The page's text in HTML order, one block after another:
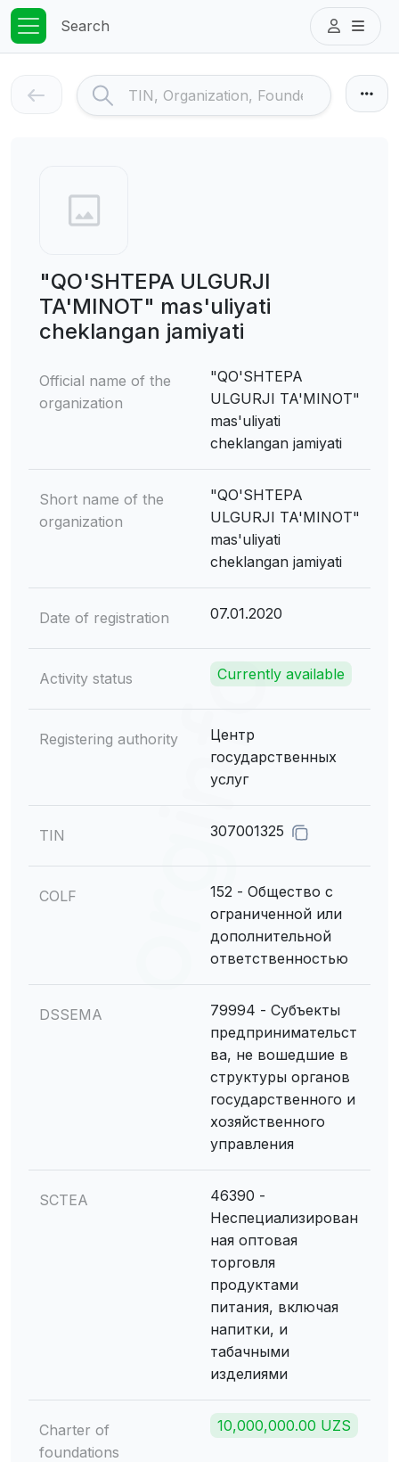
Search
"QO'SHTEPA ULGURJI
TA'MINOT" mas'uliyati
cheklangan jamiyati
Official name of the
organization
"QO'SHTEPA
ULGURJI TA'MINOT"
mas'uliyati
cheklangan jamiyati
Short name of the
organization
"QO'SHTEPA
ULGURJI TA'MINOT"
mas'uliyati
cheklangan jamiyati
Date of registration 07.01.2020
Activity status Currently available
Registering authority
Центр
государственных
услуг
TIN 307001325
COLF
152 - Общество с
ограниченной или
дополнительной
ответственностью
DSSEMA
79994 - Субъекты
предпринимательст
ва, не вошедшие в
структуры органов
государственного и
хозяйственного
управления
SCTEA
46390 -
Неспециализирован
ная оптовая
торговля
продуктами
питания, включая
напитки, и
табачными
изделиями
Charter of
foundations
10,000,000.00 UZS